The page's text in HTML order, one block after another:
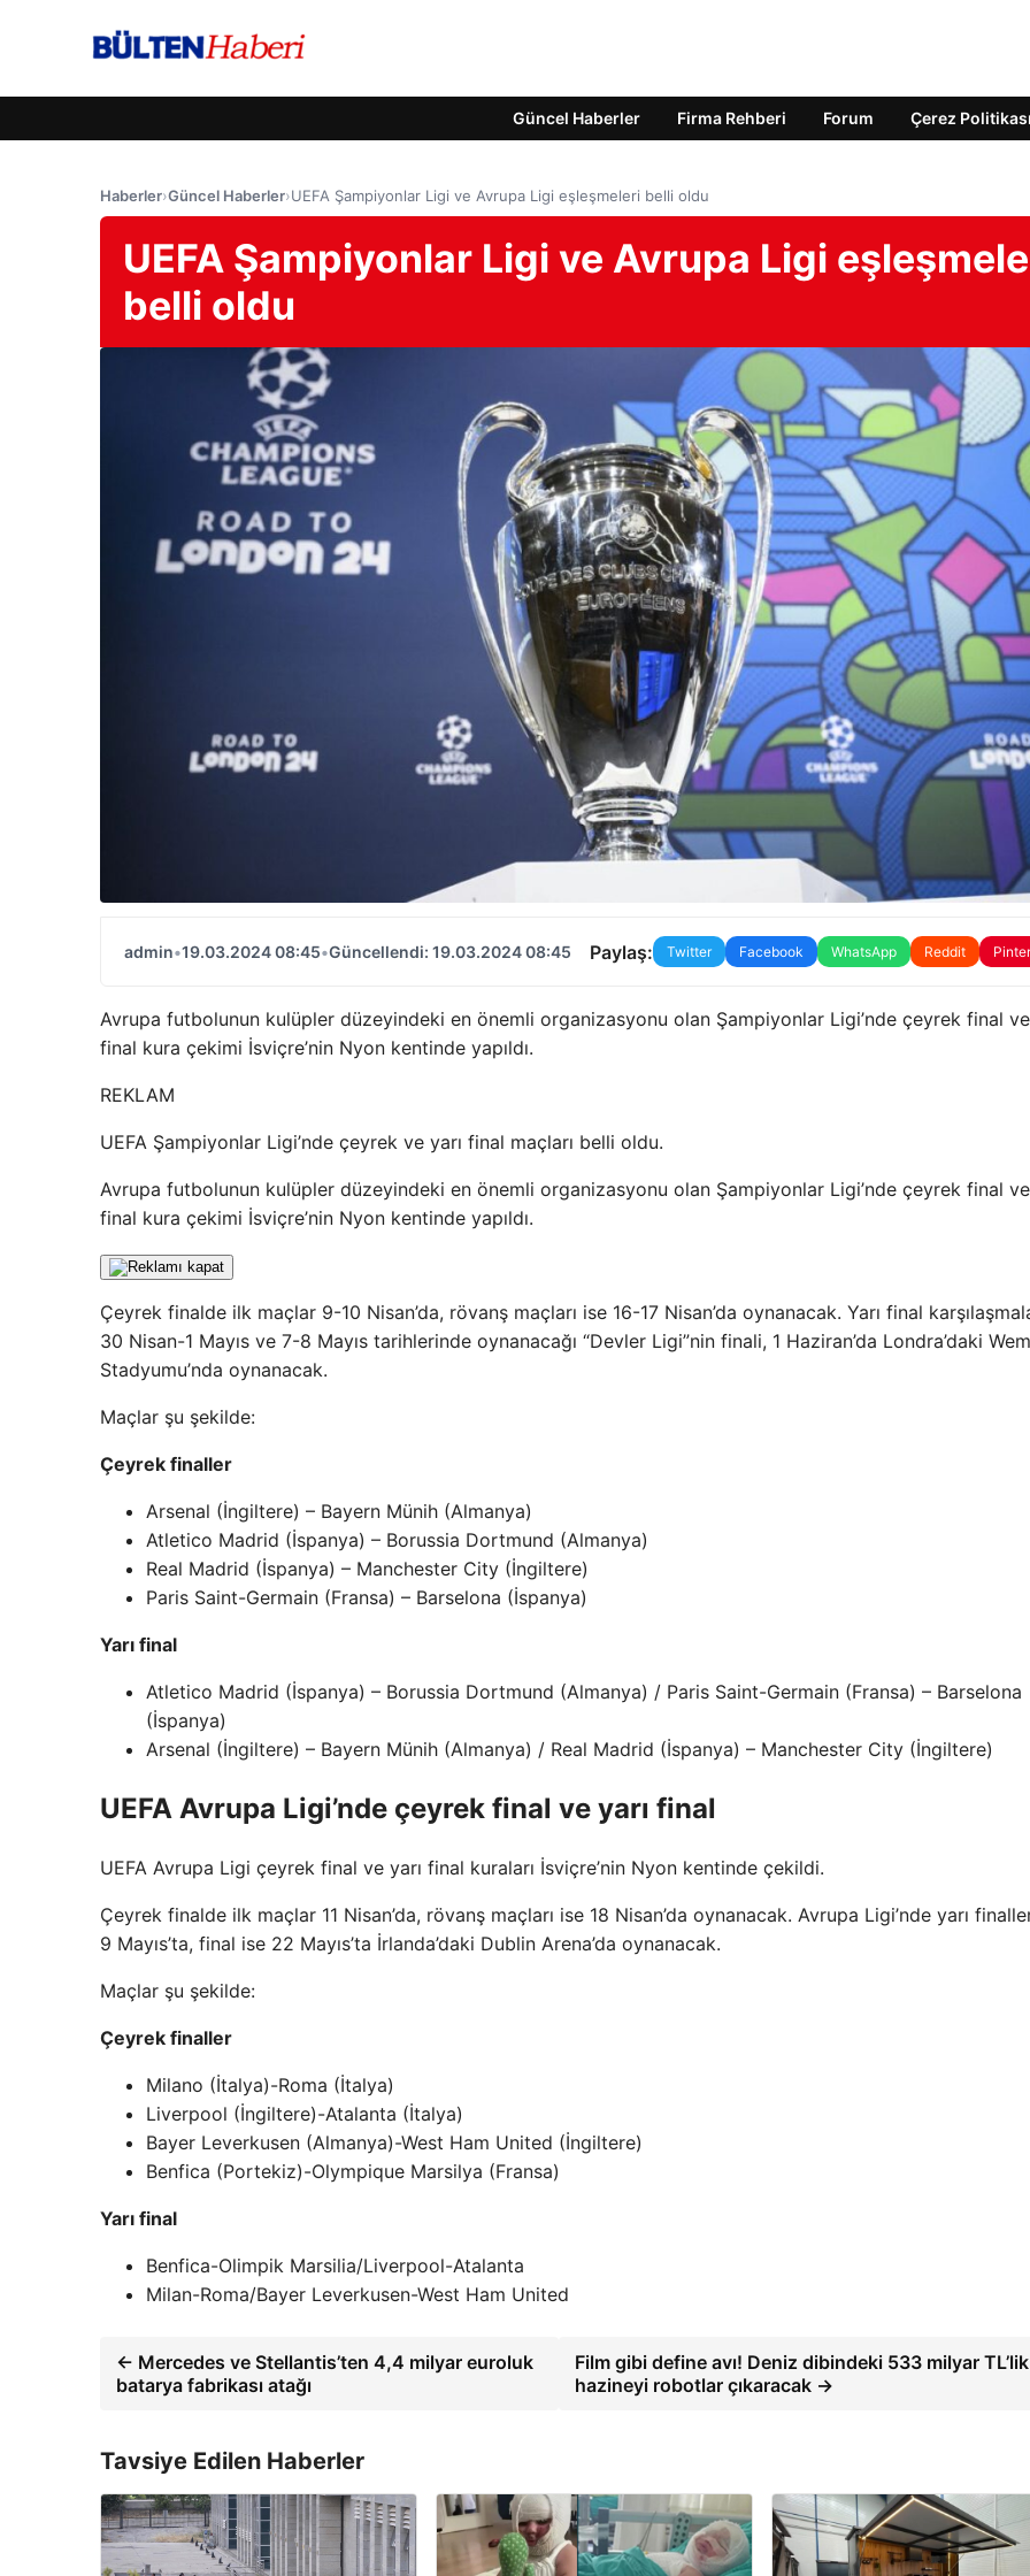
Güncel Haberler Firma Rehberi Forum Çerez Politikası
Haberler›Güncel Haberler›UEFA Şampiyonlar Ligi ve Avrupa Ligi eşleşmeleri belli oldu
UEFA Şampiyonlar Ligi ve Avrupa Ligi
belli oldu
admin•19.03.2024 08:45•Güncellendi: 19.03.2024 08:45 Paylaş: Twitter Facebook WhatsApp Reddit
Avrupa futbolunun kulüpler düzeyindeki en önemli organizasyonu olan Şampiyonlar Ligi’nde çeyrek final ve
final kura çekimi İsviçre’nin Nyon kentinde yapıldı.
REKLAM
UEFA Şampiyonlar Ligi’nde çeyrek ve yarı final maçları belli oldu.
Avrupa futbolunun kulüpler düzeyindeki en önemli organizasyonu olan Şampiyonlar Ligi’nde çeyrek final ve
final kura çekimi İsviçre’nin Nyon kentinde yapıldı.
Çeyrek finalde ilk maçlar 9-10 Nisan’da, rövanş maçları ise 16-17 Nisan’da oynanacak. Yarı final
30 Nisan-1 Mayıs ve 7-8 Mayıs tarihlerinde oynanacağı “Devler Ligi”nin finali, 1 Haziran’da Londra’daki
Stadyumu’nda oynanacak.
Maçlar şu şekilde:
Çeyrek finaller
Arsenal (İngiltere) – Bayern Münih (Almanya)
Atletico Madrid (İspanya) – Borussia Dortmund (Almanya)
Real Madrid (İspanya) – Manchester City (İngiltere)
Paris Saint-Germain (Fransa) – Barselona (İspanya)
Yarı final
Atletico Madrid (İspanya) – Borussia Dortmund (Almanya) / Paris Saint-Germain (Fransa) – Barselona
(İspanya)
Arsenal (İngiltere) – Bayern Münih (Almanya) / Real Madrid (İspanya) – Manchester City (İngiltere)
UEFA Avrupa Ligi’nde çeyrek final ve yarı final
UEFA Avrupa Ligi çeyrek final ve yarı final kuraları İsviçre’nin Nyon kentinde çekildi.
Çeyrek finalde ilk maçlar 11 Nisan’da, rövanş maçları ise 18 Nisan’da oynanacak. Avrupa Ligi’nde yarı
9 Mayıs’ta, final ise 22 Mayıs’ta İrlanda’daki Dublin Arena’da oynanacak.
Maçlar şu şekilde:
Çeyrek finaller
Milano (İtalya)-Roma (İtalya)
Liverpool (İngiltere)-Atalanta (İtalya)
Bayer Leverkusen (Almanya)-West Ham United (İngiltere)
Benfica (Portekiz)-Olympique Marsilya (Fransa)
Yarı final
Benfica-Olimpik Marsilia/Liverpool-Atalanta
Milan-Roma/Bayer Leverkusen-West Ham United
← Mercedes ve Stellantis’ten 4,4 milyar euroluk
batarya fabrikası atağı
Film gibi define avı! Deniz dibindeki 533 milyar TL’lik
hazineyi robotlar çıkaracak →
Tavsiye Edilen Haberler